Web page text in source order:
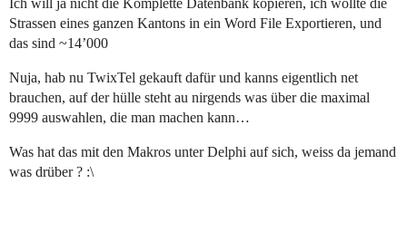
Ich will ja nicht die Komplette Datenbank kopieren, ich wollte die
Strassen eines ganzen Kantons in ein Word File Exportieren, und
das sind ~14’000
Nuja, hab nu TwixTel gekauft dafür und kanns eigentlich net
brauchen, auf der hülle steht au nirgends was über die maximal
9999 auswahlen, die man machen kann…
Was hat das mit den Makros unter Delphi auf sich, weiss da jemand
was drüber ? :\